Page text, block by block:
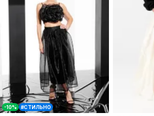
-10% #СТИЛЬНО